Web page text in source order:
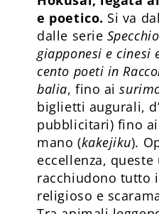
e poetico. Si va
dalle serie
giapponesi e cinesi
cento poeti in
balia, fino ai
biglietti augurali,
pubblicitari) fino
mano (kakejiku).
eccellenza,
racchiudono tutto
religioso e